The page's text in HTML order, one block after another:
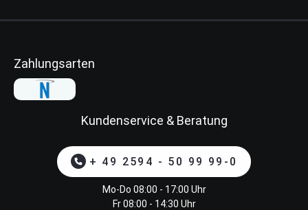
Zahlungsarten
Kundenservice & Beratung
+ 49 2594 - 50 99 99-0
Mo-Do 08:00 - 17:00 Uhr
Fr 08:00 - 14:30 Uhr